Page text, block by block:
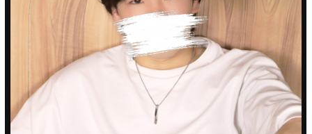
PUA'蒲田